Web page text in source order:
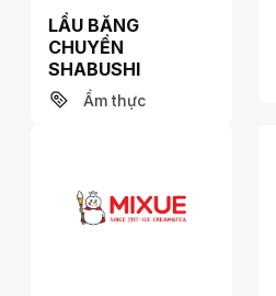
LẨU BĂNG
CHUYỀN
SHABUSHI
Ẩm thực